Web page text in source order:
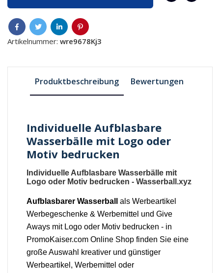
Artikelnummer: wre9678Kj3
Produktbeschreibung Bewertungen
Individuelle Aufblasbare
Wasserbälle mit Logo oder
Motiv bedrucken
Individuelle Aufblasbare Wasserbälle mit
Logo oder Motiv bedrucken - Wasserball.xyz
Aufblasbarer Wasserball
als Werbeartikel
Werbegeschenke & Werbemittel und Give
Aways mit Logo oder Motiv bedrucken - in
PromoKaiser.com Online Shop finden Sie eine
große Auswahl kreativer und günstiger
Werbeartikel, Werbemittel oder